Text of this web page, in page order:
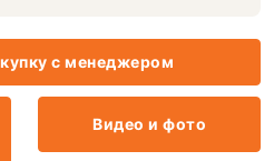
с менеджером
Видео и фото